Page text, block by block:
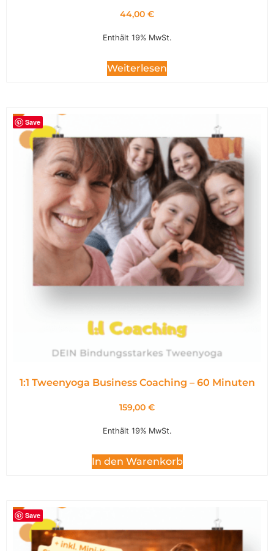
44,00 €
Enthält 19% MwSt.
Weiterlesen
Save
1:1 Tweenyoga Business Coaching – 60 Minuten
159,00 €
Enthält 19% MwSt.
In den Warenkorb
Save